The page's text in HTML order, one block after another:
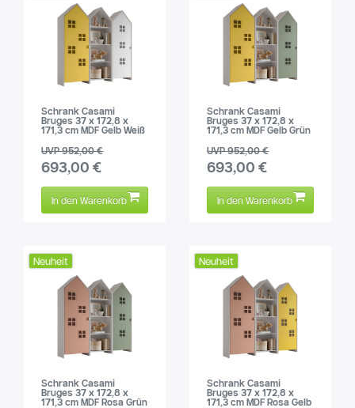
Schrank Casami
Bruges 37 x 172,8 x
171,3 cm MDF Gelb Weiß
UVP 952,00 €
693,00 €
In den Warenkorb
Schrank Casami
Bruges 37 x 172,8 x
171,3 cm MDF Gelb Grün
UVP 952,00 €
693,00 €
In den Warenkorb
Neuheit
Schrank Casami
Bruges 37 x 172,8 x
171,3 cm MDF Rosa Grün
Neuheit
Schrank Casami
Bruges 37 x 172,8 x
171,3 cm MDF Rosa Gelb